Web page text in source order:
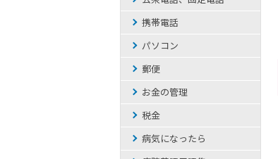
携帯電話
パソコン
郵便
お金の管理
税金
病気になったら